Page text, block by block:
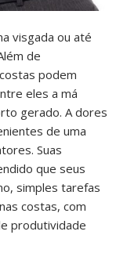
visgada ou até
de
podem
eles a má
gerado. A dores
de uma
Suas
que seus
simples tarefas
costas, com
produtividade